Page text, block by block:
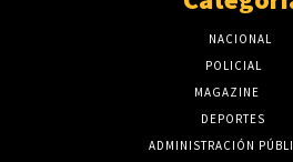
NACIONAL
POLICIAL
MAGAZINE
DEPORTES
ADMINISTRACIÓN